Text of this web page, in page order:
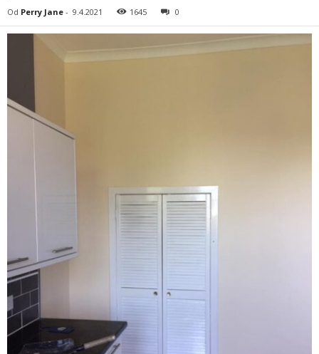
Od Perry Jane - 9.4.2021 1645 0